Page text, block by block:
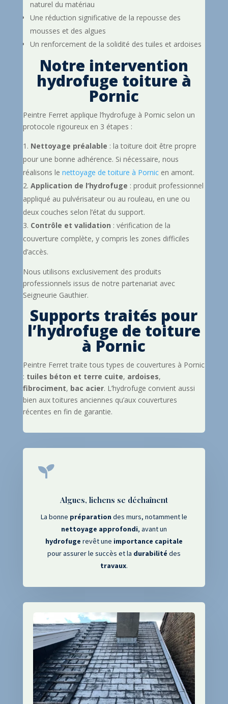
naturel du matériau
Une réduction significative de la repousse des
mousses et des algues
Un renforcement de la solidité des tuiles et ardoises
Notre intervention
hydrofuge toiture à
Pornic
Peintre Ferret applique l’hydrofuge à Pornic selon un
protocole rigoureux en 3 étapes :
Nettoyage préalable : la toiture doit être propre
pour une bonne adhérence. Si nécessaire, nous
réalisons le nettoyage de toiture à Pornicen amont.
Application de l’hydrofuge : produit professionnel
appliqué au pulvérisateur ou au rouleau, en une ou
deux couches selon l’état du support.
Contrôle et validation : vérification de la
couverture complète, y compris les zones difficiles
d’accès.
Nous utilisons exclusivement des produits
professionnels issus de notre partenariat avec
Seigneurie Gauthier.
Supports traités pour
l’hydrofuge de toiture
à Pornic
Peintre Ferret traite tous types de couvertures à Pornic
: tuiles béton et terre cuite, ardoises,
fibrociment, bac acier. L’hydrofuge convient aussi
bien aux toitures anciennes qu’aux couvertures
récentes en fin de garantie.

Algues, lichens se déchaînent
La bonne préparation des murs, notamment le
nettoyage approfondi, avant un
hydrofuge revêt une importance capitale
pour assurer le succès et la durabilité des
travaux.